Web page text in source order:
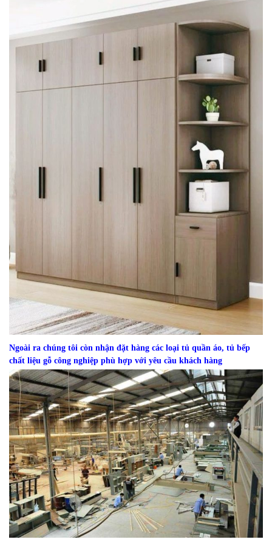
Ngoài ra chúng tôi còn nhận đặt hàng các loại tủ quần áo, tủ bếp
chất liệu gỗ công nghiệp phù hợp với yêu cầu khách hàng